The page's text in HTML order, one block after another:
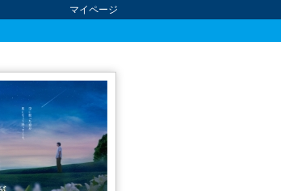
マイページ